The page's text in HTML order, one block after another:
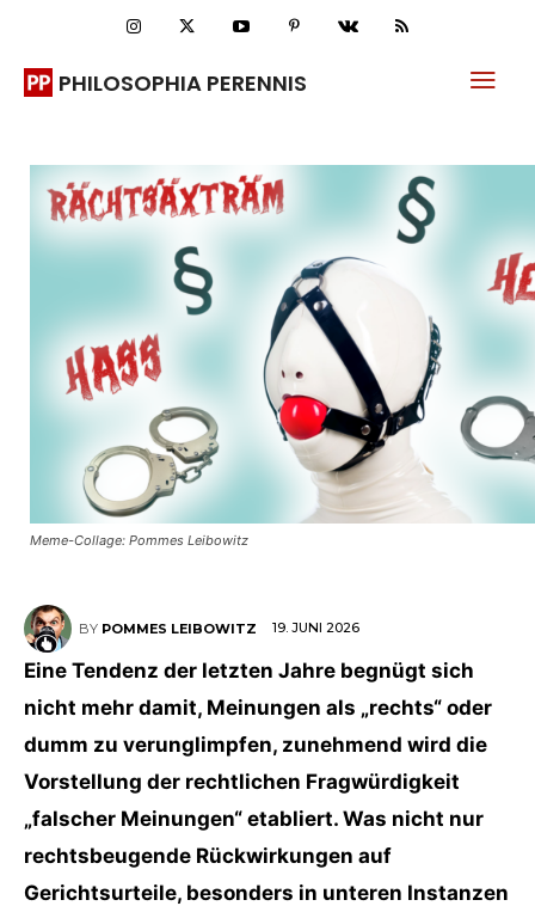
PHILOSOPHIA PERENNIS
Meme-Collage: Pommes Leibowitz
BY POMMES LEIBOWITZ 19. JUNI 2026
Eine Tendenz der letzten Jahre begnügt sich
nicht mehr damit, Meinungen als „rechts“ oder
dumm zu verunglimpfen, zunehmend wird die
Vorstellung der rechtlichen Fragwürdigkeit
„falscher Meinungen“ etabliert. Was nicht nur
rechtsbeugende Rückwirkungen auf
Gerichtsurteile, besonders in unteren Instanzen